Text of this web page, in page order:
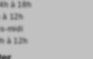
à 18h
à 12h
midi
à 12h